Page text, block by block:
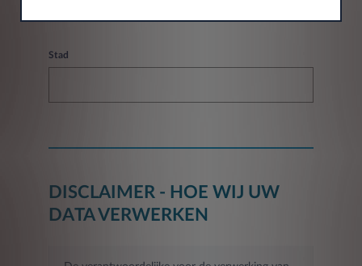
Stad
DISCLAIMER - HOE WIJ UW
DATA VERWERKEN